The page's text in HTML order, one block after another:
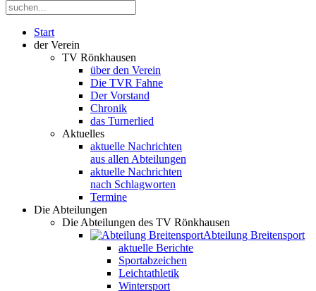
Start
der Verein
TV Rönkhausen
über den Verein
Die TVR Fahne
Der Vorstand
Chronik
das Turnerlied
Aktuelles
aktuelle Nachrichten
aus allen Abteilungen
aktuelle Nachrichten
nach Schlagworten
Termine
Die Abteilungen
Die Abteilungen des TV Rönkhausen
Abteilung Breitensport
aktuelle Berichte
Sportabzeichen
Leichtathletik
Wintersport